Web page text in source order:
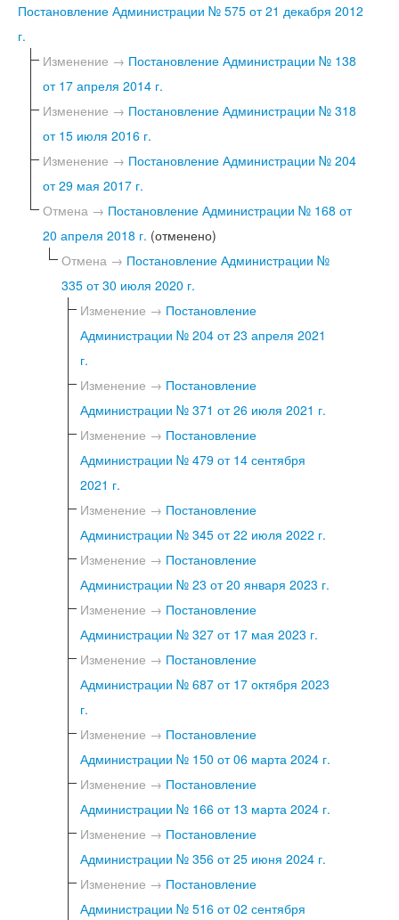
Постановление Администрации № 575 от 21 декабря 2012
г.
Изменение → Постановление Администрации № 138
от 17 апреля 2014 г.
Изменение → Постановление Администрации № 318
от 15 июля 2016 г.
Изменение → Постановление Администрации № 204
от 29 мая 2017 г.
Отмена → Постановление Администрации № 168 от
20 апреля 2018 г. (отменено)
Отмена → Постановление Администрации №
335 от 30 июля 2020 г.
Изменение → Постановление
Администрации № 204 от 23 апреля 2021
г.
Изменение → Постановление
Администрации № 371 от 26 июля 2021 г.
Изменение → Постановление
Администрации № 479 от 14 сентября
2021 г.
Изменение → Постановление
Администрации № 345 от 22 июля 2022 г.
Изменение → Постановление
Администрации № 23 от 20 января 2023 г.
Изменение → Постановление
Администрации № 327 от 17 мая 2023 г.
Изменение → Постановление
Администрации № 687 от 17 октября 2023
г.
Изменение → Постановление
Администрации № 150 от 06 марта 2024 г.
Изменение → Постановление
Администрации № 166 от 13 марта 2024 г.
Изменение → Постановление
Администрации № 356 от 25 июня 2024 г.
Изменение → Постановление
Администрации № 516 от 02 сентября